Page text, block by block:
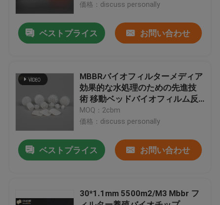
工場旅行
品質管理
私達に連絡しなさい
ブログ
引用を要求しなさい
MBBRの生物媒体
価格：discuss personally
ベストプライス お問い合わせ
MBBRバイオフィルターメディア
効果的な水処理のための先進技
術 移動ベッドバイオフィルム反
応器
MOQ：2cbm
価格：discuss personally
ベストプライス お問い合わせ
30*1.1mm 5500m2/M3 Mbbr フ